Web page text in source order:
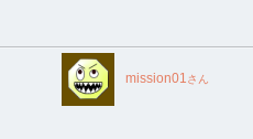
mission01さん